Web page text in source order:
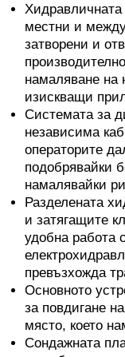
Хидравличната
местни и
затворени и
намаляване на
изискващи
Системата за
независима
операторите
подобрявайки
намалявайки
Разделената
и затягащите
удобна работа
превъзхожда
Основното
за повдигане
място, което
Сондажната